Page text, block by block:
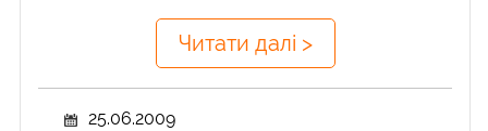
Читати далі >
25.06.2009